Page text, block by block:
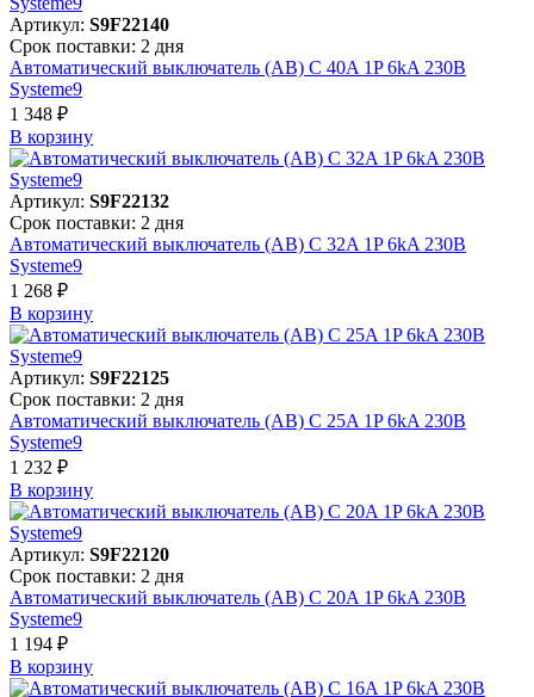
Артикул: S9F22140
Срок поставки: 2 дня
Автоматический выключатель (АВ) C 40A 1P 6kA 230В
Systeme9
1 348 ₽
В корзинy
Артикул: S9F22132
Срок поставки: 2 дня
Автоматический выключатель (АВ) C 32A 1P 6kA 230В
Systeme9
1 268 ₽
В корзинy
Артикул: S9F22125
Срок поставки: 2 дня
Автоматический выключатель (АВ) C 25A 1P 6kA 230В
Systeme9
1 232 ₽
В корзинy
Артикул: S9F22120
Срок поставки: 2 дня
Автоматический выключатель (АВ) C 20A 1P 6kA 230В
Systeme9
1 194 ₽
В корзинy